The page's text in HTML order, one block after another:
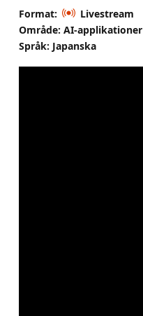
Format:
Livestream
Område: AI-applikationer
Språk: Japanska